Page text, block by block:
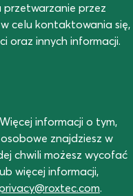
przez
celu kontaktowania się,
oraz innych informacji.
informacji o tym,
znajdziesz w
chwili możesz wycofać
więcej informacji,
.